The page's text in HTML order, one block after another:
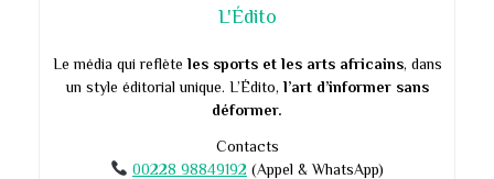
L'Édito
Le média qui reflète les sports et les arts africains, dans
un style éditorial unique. L’Édito, l’art d’informer sans
déformer.
Contacts
00228 98849192 (Appel & WhatsApp)